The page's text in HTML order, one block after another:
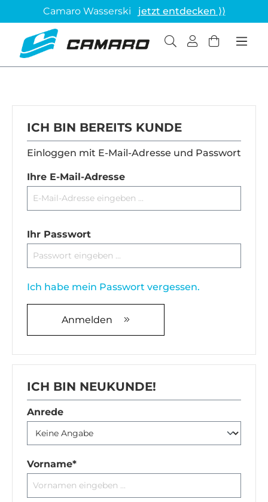
Camaro Wasserski jetzt entdecken ⟩⟩
ICH BIN BEREITS KUNDE
Einloggen mit E-Mail-Adresse und Passwort
Ihre E-Mail-Adresse
Ihr Passwort
Ich habe mein Passwort vergessen.
Anmelden
ICH BIN NEUKUNDE!
Persönliche Informationen
Anrede
Vorname*